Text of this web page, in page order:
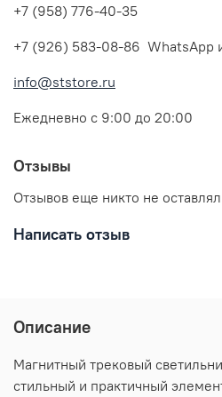
+7 (958) 776-40-35
+7 (926) 583-08-86 WhatsApp
info@ststore.ru
Ежедневно с 9:00 до 20:00
Отзывы
Отзывов еще никто не оставлял
Написать отзыв
Описание
Магнитный трековый
стильный и практичный